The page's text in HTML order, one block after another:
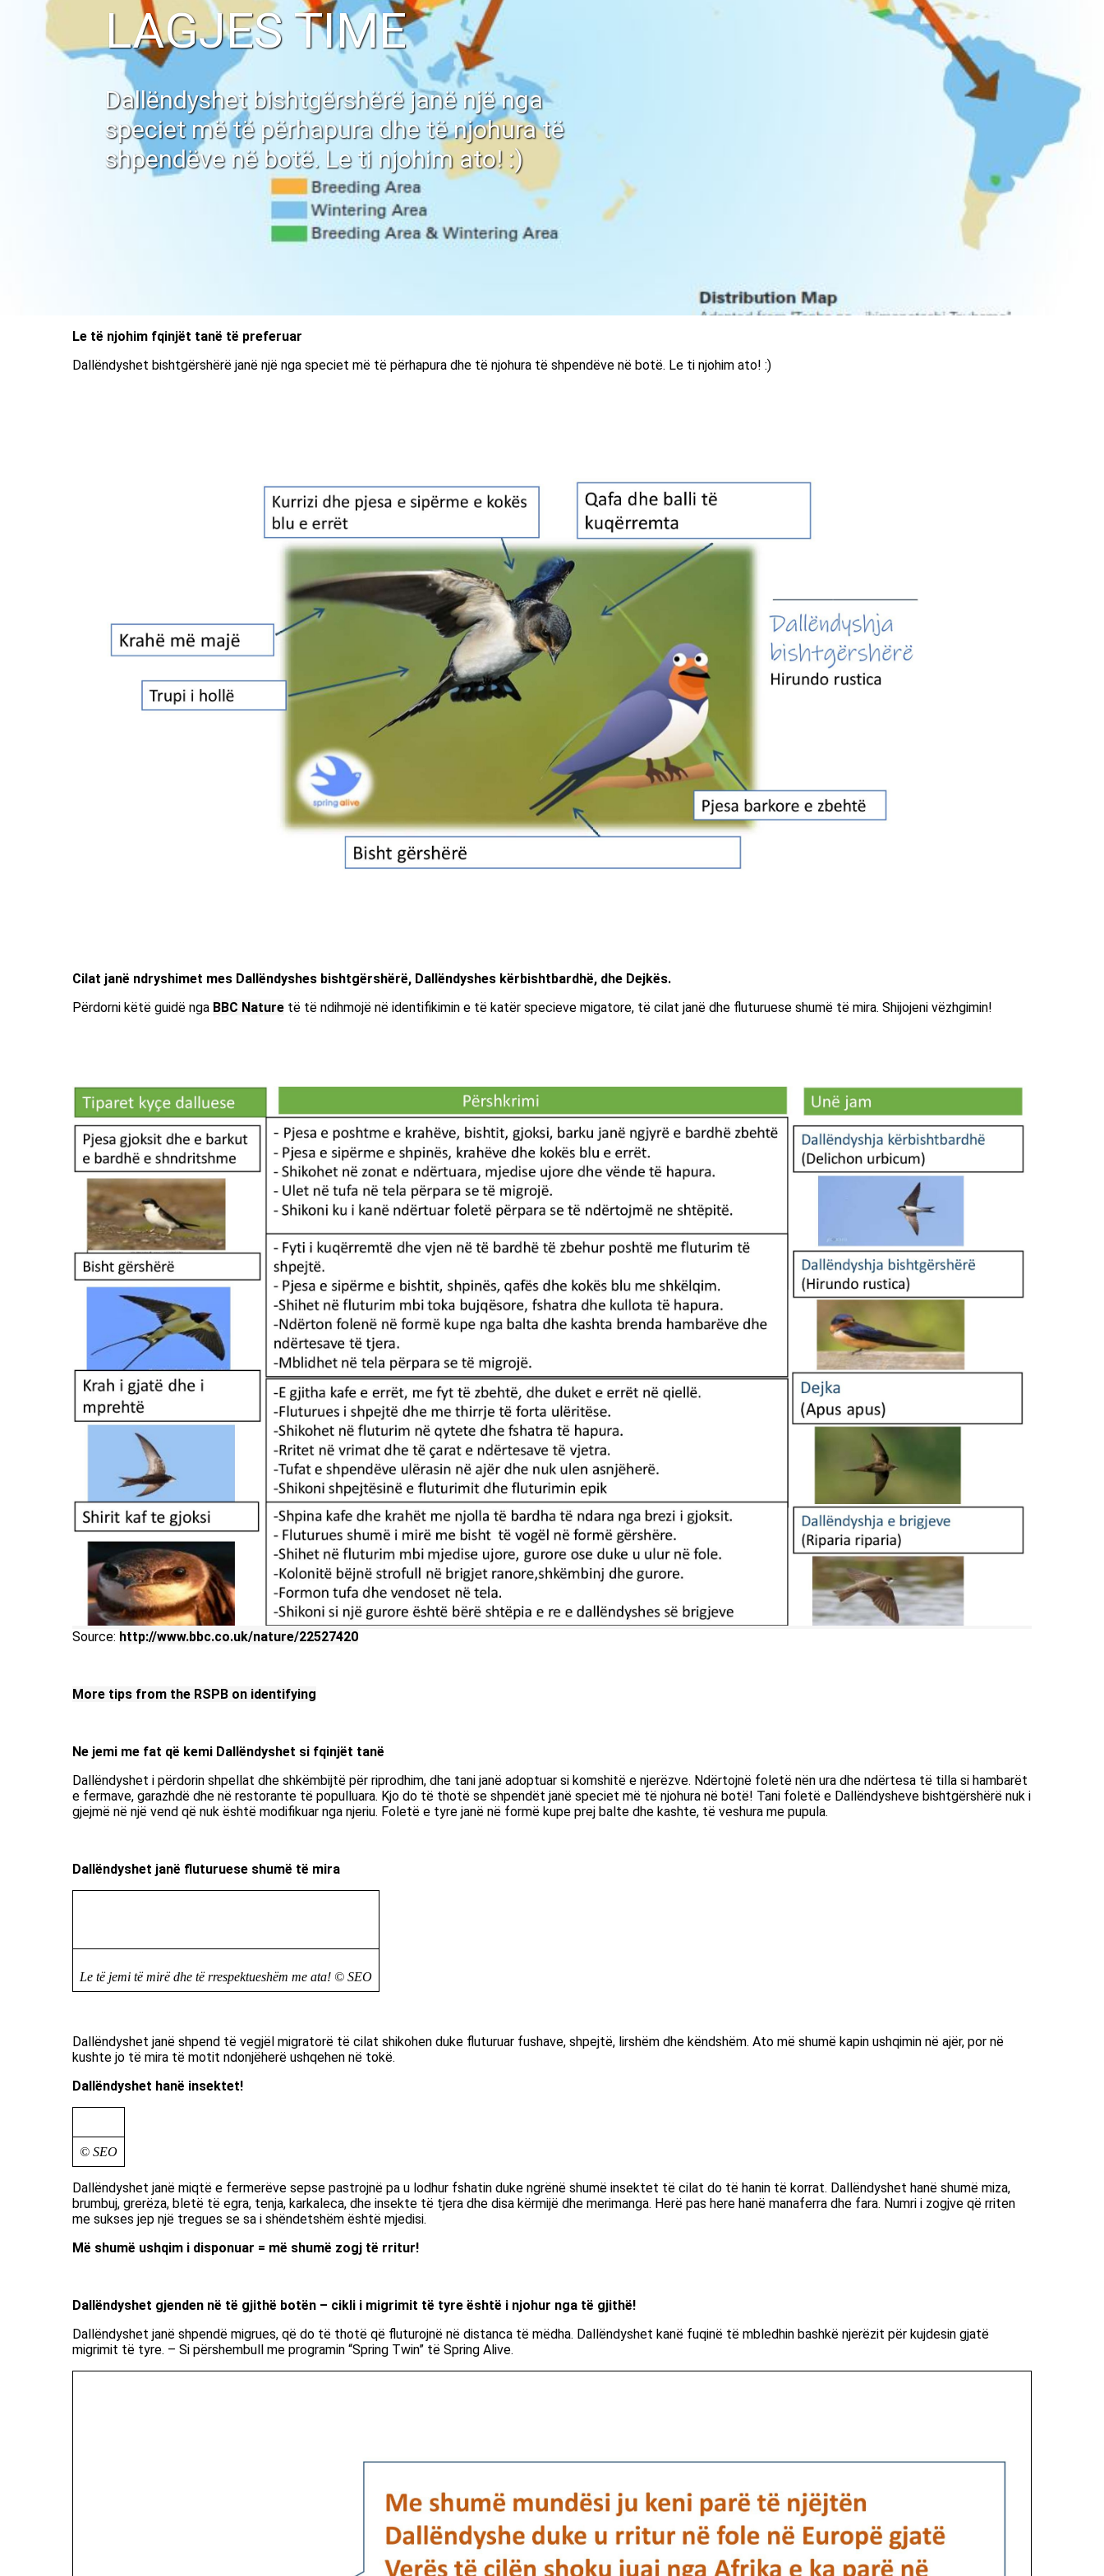
LAGJES TIME
Dallëndyshet bishtgërshërë janë një nga
speciet më të përhapura dhe të njohura të
shpendëve në botë. Le ti njohim ato! :)
Le të njohim fqinjët tanë të preferuar
Dallëndyshet bishtgërshërë janë një nga speciet më të përhapura dhe të njohura të shpendëve në botë. Le ti njohim ato! :)
Cilat janë ndryshimet mes Dallëndyshes bishtgërshërë, Dallëndyshes kërbishtbardhë, dhe Dejkës.
Përdorni këtë guidë nga BBC Nature të të ndihmojë në identifikimin e të katër specieve migatore, të cilat janë dhe fluturuese shumë të mira. Shijojeni vëzhgimin!
Source: http://www.bbc.co.uk/nature/22527420
More tips from the RSPB on identifying
Ne jemi me fat që kemi Dallëndyshet si fqinjët tanë
Dallëndyshet i përdorin shpellat dhe shkëmbijtë për riprodhim, dhe tani janë adoptuar si komshitë e njerëzve. Ndërtojnë foletë nën ura dhe ndërtesa të tilla si hambarët
e fermave, garazhdë dhe në restorante të populluara. Kjo do të thotë se shpendët janë speciet më të njohura në botë! Tani foletë e Dallëndysheve bishtgërshërë nuk i
gjejmë në një vend që nuk është modifikuar nga njeriu. Foletë e tyre janë në formë kupe prej balte dhe kashte, të veshura me pupula.
Dallëndyshet janë fluturuese shumë të mira
Le të jemi të mirë dhe të rrespektueshëm me ata! © SEO
Dallëndyshet janë shpend të vegjël migratorë të cilat shikohen duke fluturuar fushave, shpejtë, lirshëm dhe këndshëm. Ato më shumë kapin ushqimin në ajër, por në
kushte jo të mira të motit ndonjëherë ushqehen në tokë.
Dallëndyshet hanë insektet!
© SEO
Dallëndyshet janë miqtë e fermerëve sepse pastrojnë pa u lodhur fshatin duke ngrënë shumë insektet të cilat do të hanin të korrat. Dallëndyshet hanë shumë miza,
brumbuj, grerëza, bletë të egra, tenja, karkaleca, dhe insekte të tjera dhe disa kërmijë dhe merimanga. Herë pas here hanë manaferra dhe fara. Numri i zogjve që rriten
me sukses jep një tregues se sa i shëndetshëm është mjedisi.
Më shumë ushqim i disponuar = më shumë zogj të rritur!
Dallëndyshet gjenden në të gjithë botën – cikli i migrimit të tyre është i njohur nga të gjithë!
Dallëndyshet janë shpendë migrues, që do të thotë që fluturojnë në distanca të mëdha. Dallëndyshet kanë fuqinë të mbledhin bashkë njerëzit për kujdesin gjatë
migrimit të tyre. – Si përshembull me programin “Spring Twin” të Spring Alive.